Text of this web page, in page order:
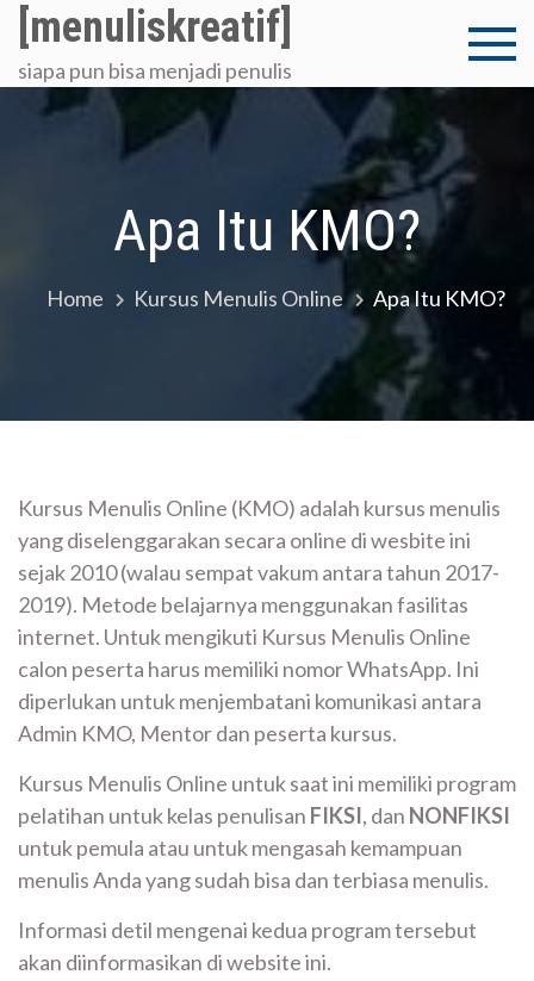
Skip
content
[menuliskreatif]
siapa pun bisa menjadi penulis
Apa Itu KMO?
Home Kursus Menulis Online Apa Itu KMO?
Kursus Menulis Online (KMO) adalah kursus menulis
yang diselenggarakan secara online di wesbite ini
sejak 2010 (walau sempat vakum antara tahun 2017-
2019). Metode belajarnya menggunakan fasilitas
internet. Untuk mengikuti Kursus Menulis Online
calon peserta harus memiliki nomor WhatsApp. Ini
diperlukan untuk menjembatani komunikasi antara
Admin KMO, Mentor dan peserta kursus.
Kursus Menulis Online untuk saat ini memiliki program
pelatihan untuk kelas penulisan FIKSI, dan NONFIKSI
untuk pemula atau untuk mengasah kemampuan
menulis Anda yang sudah bisa dan terbiasa menulis.
Informasi detil mengenai kedua program tersebut
akan diinformasikan di website ini.